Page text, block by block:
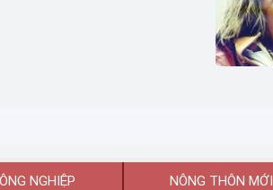
NGHIỆP NÔNG THÔN MỚI